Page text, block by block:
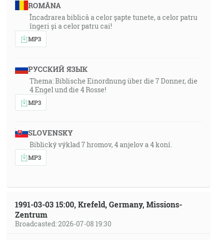
ROMÂNA
Încadrarea biblică a celor șapte tunete, a celor patru
îngeri și a celor patru cai!
MP3
РУССКИЙ ЯЗЫК
Thema: Biblische Einordnung über die 7 Donner, die
4 Engel und die 4 Rosse!
MP3
SLOVENSKY
Biblický výklad 7 hromov, 4 anjelov a 4 koní.
MP3
1991-03-03 15:00, Krefeld, Germany, Missions-
Zentrum
Broadcasted: 2026-07-08 19:30